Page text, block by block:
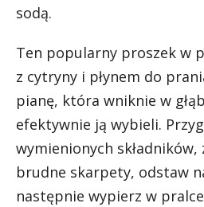
sodą.
Ten popularny proszek w
z cytryny i płynem do
pianę, która wniknie w
efektywnie ją wybieli.
wymienionych składników,
brudne skarpety, odstaw
następnie wypierz w